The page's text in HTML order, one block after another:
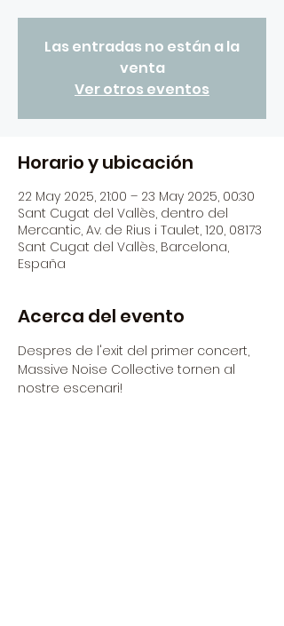
Las entradas no están a la
venta
Ver otros eventos
Horario y ubicación
22 May 2025, 21:00 – 23 May 2025, 00:30
Sant Cugat del Vallès, dentro del
Mercantic, Av. de Rius i Taulet, 120, 08173
Sant Cugat del Vallès, Barcelona,
España
Acerca del evento
Despres de l'exit del primer concert,
Massive Noise Collective tornen al
nostre escenari!